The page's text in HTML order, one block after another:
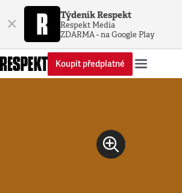
× Týdeník Respekt
Respekt Media
ZDARMA - na Google Play
Koupit předplatné